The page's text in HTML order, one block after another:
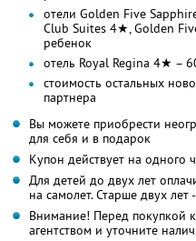
отели Golden Five
Club Suites 4★, Golden
ребенок
отель Royal Regina 4★ –
стоимость остальных
партнера
Вы можете приобрести
для себя и в подарок
Купон действует на одного
Для детей до двух лет
на самолет. Старше двух лет
Внимание! Перед покупкой
агентством и уточните